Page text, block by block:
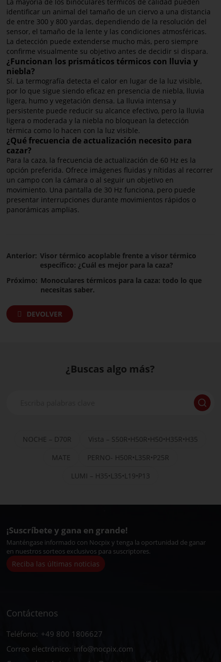
identificar un animal del tamaño de un ciervo a una distancia
de entre 300 y 800 yardas, dependiendo de la resolución del
sensor, el tamaño de la lente y las condiciones atmosféricas.
La detección puede extenderse mucho más, pero siempre
confirme visualmente su objetivo antes de decidir si dispara.
¿Funcionan los prismáticos térmicos con lluvia y
niebla?
Sí. La termografía detecta el calor en lugar de la luz visible,
por lo que sigue siendo eficaz en presencia de niebla, lluvia
ligera, humo y vegetación densa. La lluvia intensa y
persistente puede reducir su alcance efectivo, pero la lluvia
ligera o moderada y la niebla no bloquean la detección
térmica como lo hacen con la luz visible.
¿Qué frecuencia de actualización necesito para
cazar?
Para la caza, la frecuencia de actualización de 60 Hz es la
opción preferida. Ofrece imágenes fluidas y nítidas al recorrer
un campo con la cámara o al seguir un objetivo en
movimiento. Una pantalla de 30 Hz funciona, pero puede
presentar interrupciones durante movimientos rápidos o
panorámicas amplias.
Anterior: Visor térmico acoplable frente a visor térmico
específico: ¿Cuál es mejor para la caza?
Próximo: Monoculares térmicos para la caza: todo lo que
necesitas saber.
DEVOLVER
¿Buscas algo más?
NOCHE – D70R
Vista – S50R•H50R•H50•H35R•H35
MATE
PERNO- H50R•L35R•P25R
LUMI – H35•L35•L19•P13
¡Suscríbete y gana en grande!
Manténgase informado con Nocpix y tenga la oportunidad de ganar
en nuestros sorteos exclusivos para suscriptores.
Reciba las últimas noticias
Contáctenos
Teléfono: +49 800 1806627
Correo electrónico: info@nocpix.com